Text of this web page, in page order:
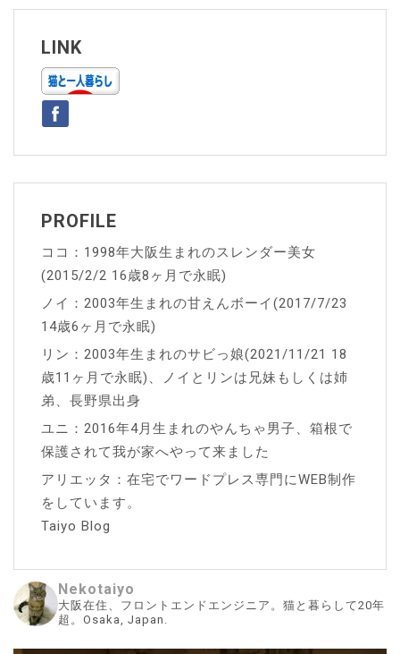
ビ
ゲ
ー
シ
ョ
ン
LINK
PROFILE
ココ：1998年大阪生まれのスレンダー美女
(2015/2/2 16歳8ヶ月で永眠)
ノイ：2003年生まれの甘えんボーイ(2017/7/23
14歳6ヶ月で永眠)
リン：2003年生まれのサビっ娘(2021/11/21 18
歳11ヶ月で永眠)、ノイとリンは兄妹もしくは姉
弟、長野県出身
ユニ：2016年4月生まれのやんちゃ男子、箱根で
保護されて我が家へやって来ました
アリエッタ：在宅でワードプレス専門にWEB制作
をしています。
Taiyo Blog
Nekotaiyo
大阪在住、フロントエンドエンジニア。猫と暮らして20年
超。Osaka, Japan.